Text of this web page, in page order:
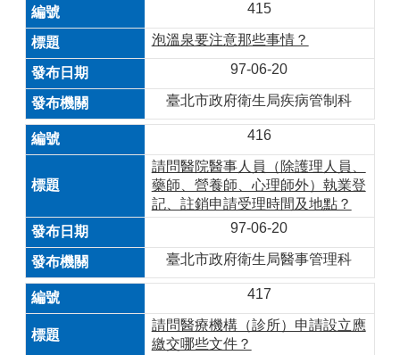
415
泡溫泉要注意那些事情？
97-06-20
臺北市政府衛生局疾病管制科
416
請問醫院醫事人員（除護理人員、
藥師、營養師、心理師外）執業登
記、註銷申請受理時間及地點？
97-06-20
臺北市政府衛生局醫事管理科
417
請問醫療機構（診所）申請設立應
繳交哪些文件？